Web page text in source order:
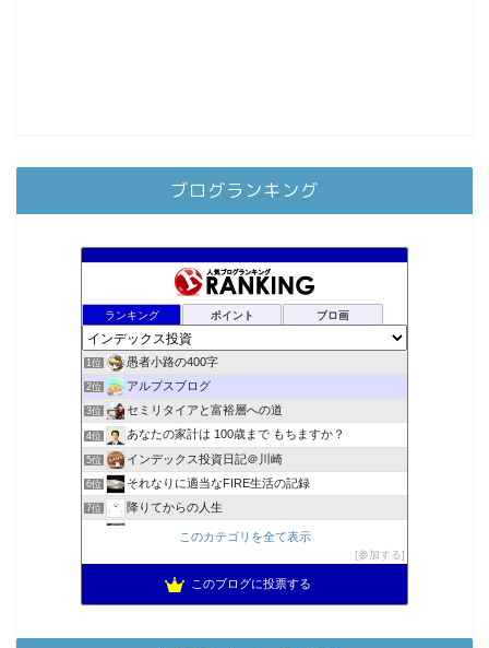
ブログランキング
ランキング ポイント ブロ画
1位 愚者小路の400字
2位 アルプスブログ
3位 セミリタイアと富裕層への道
4位 あなたの家計は 100歳まで もちますか？
5位 インデックス投資日記＠川崎
6位 それなりに適当なFIRE生活の記録
7位 降りてからの人生
2023年(46歳)FIRE！！！＠20XX年FIRE！！！
スパコンSEが効率的投資で一家セミリタイアするブログ
11位 MBAのインデックス投資日記
このカテゴリを全て表示
参加する
このブログに投票する